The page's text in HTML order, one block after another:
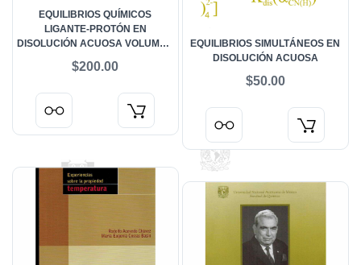
EQUILIBRIOS QUÍMICOS
LIGANTE-PROTÓN EN
DISOLUCIÓN ACUOSA VOLUMEN
$200.00
EQUILIBRIOS SIMULTÁNEOS EN
DISOLUCIÓN ACUOSA
$50.00